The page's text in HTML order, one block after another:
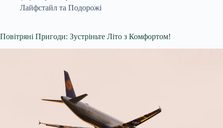
Лайфстайл та Подорожі
Повітряні Пригоди: Зустріньте Літо з Комфортом!